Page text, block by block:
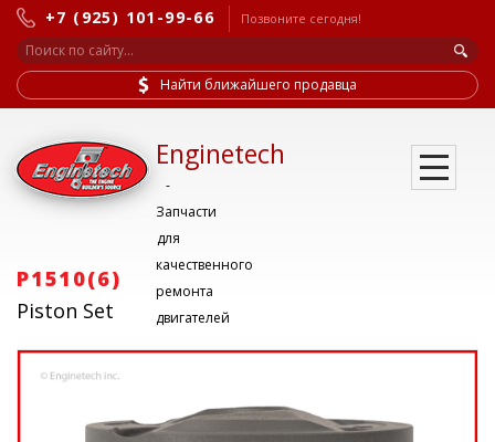
+7 (925) 101-99-66 Позвоните сегодня!
Найти ближайшего продавца
Enginetech
-
Запчасти
для
качественного
ремонта
двигателей
P1510(6)
Piston Set